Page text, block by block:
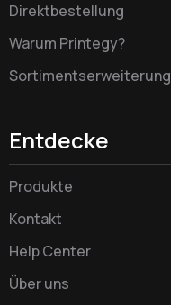
Direktbestellung
Warum Printegy?
Sortimentserweiterung
Entdecke
Produkte
Kontakt
Help Center
Über uns